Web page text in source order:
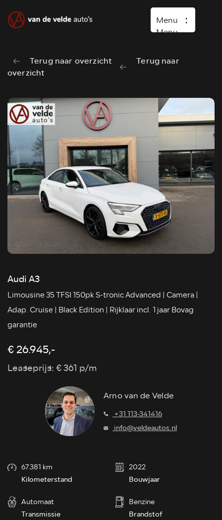
Menu
Menu
Home
Diensten
Over ons
Vacature
Verkocht
Contact
Wasboxen
Carwash
Terug naar overzicht
Terug naar
overzicht
Audi A3
Limousine 35 TFSI 150pk S-tronic Advanced | Camera |
Adap. Cruise | Black Edition | Rijklaar incl. 1 jaar Bovag
garantie
Arno van de Velde
+31 113-341416
info@veldeautos.nl
€ 26.945,-
Leaseprijs: € 361 p/m
67.381 km
Kilometerstand
2022
Bouwjaar
Automaat
Transmissie
Benzine
Brandstof